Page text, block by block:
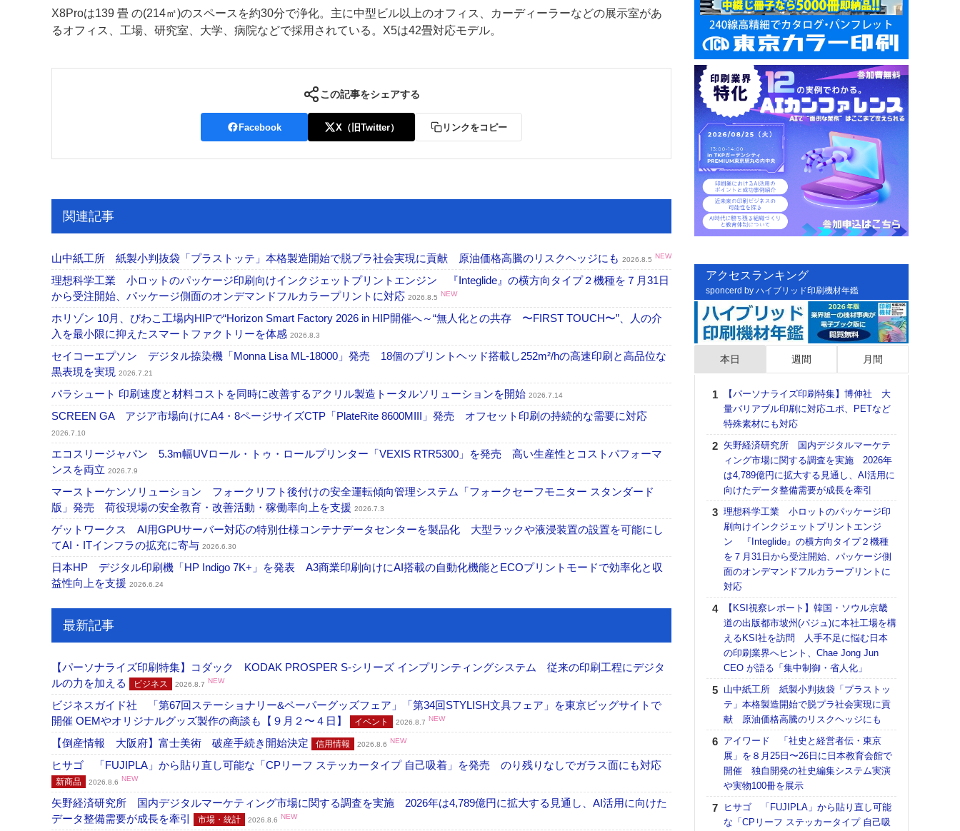
X8Proは139 畳 の(214㎡)のスペースを約30分で浄化。主に中型ビル以上のオフィス、カーディーラーなどの展示室があ
るオフィス、工場、研究室、大学、病院などで採用されている。X5は42畳対応モデル。
この記事をシェアする
Facebook X（旧Twitter） リンクをコピー
関連記事
山中紙工所 紙製小判抜袋「プラストッテ」本格製造開始で脱プラ社会実現に貢献 原油価格高騰のリスクヘッジにも 2026.8.5 NEW
理想科学工業 小ロットのパッケージ印刷向けインクジェットプリントエンジン 『Integlide』の横方向タイプ２機種を７月31日
から受注開始、パッケージ側面のオンデマンドフルカラープリントに対応 2026.8.5 NEW
ホリゾン 10月、びわこ工場内HIPで“Horizon Smart Factory 2026 in HIP開催へ～“無人化との共存 〜FIRST TOUCH〜”、人の介
入を最小限に抑えたスマートファクトリーを体感 2026.8.3
セイコーエプソン デジタル捺染機「Monna Lisa ML-18000」発売 18個のプリントヘッド搭載し252m²/hの高速印刷と高品位な
黒表現を実現 2026.7.21
パラシュート 印刷速度と材料コストを同時に改善するアクリル製造トータルソリューションを開始 2026.7.14
SCREEN GA アジア市場向けにA4・8ページサイズCTP「PlateRite 8600MIII」発売 オフセット印刷の持続的な需要に対応
2026.7.10
エコスリージャパン 5.3m幅UVロール・トゥ・ロールプリンター「VEXIS RTR5300」を発売 高い生産性とコストパフォーマ
ンスを両立 2026.7.9
マーストーケンソリューション フォークリフト後付けの安全運転傾向管理システム「フォークセーフモニター スタンダード
版」発売 荷役現場の安全教育・改善活動・稼働率向上を支援 2026.7.3
ゲットワークス AI用GPUサーバー対応の特別仕様コンテナデータセンターを製品化 大型ラックや液浸装置の設置を可能にし
てAI・ITインフラの拡充に寄与 2026.6.30
日本HP デジタル印刷機「HP Indigo 7K+」を発表 A3商業印刷向けにAI搭載の自動化機能とECOプリントモードで効率化と収
益性向上を支援 2026.6.24
最新記事
【パーソナライズ印刷特集】コダック KODAK PROSPER S-シリーズ インプリンティングシステム 従来の印刷工程にデジタ
ルの力を加える
ビジネス 2026.8.7 NEW
ビジネスガイド社 「第67回ステーショナリー&ペーパーグッズフェア」「第34回STYLISH文具フェア」を東京ビッグサイトで
開催 OEMやオリジナルグッズ製作の商談も【９月２〜４日】
イベント 2026.8.7 NEW
【倒産情報 大阪府】富士美術 破産手続き開始決定 信用情報 2026.8.6 NEW
ヒサゴ 「FUJIPLA」から貼り直し可能な「CPリーフ ステッカータイプ 自己吸着」を発売 のり残りなしでガラス面にも対応
新商品 2026.8.6 NEW
矢野経済研究所 国内デジタルマーケティング市場に関する調査を実施 2026年は4,789億円に拡大する見通し、AI活用に向けた
データ整備需要が成長を牽引
市場・統計 2026.8.6 NEW
アクセスランキング
sponcerd by ハイブリッド印刷機材年鑑
本日 週間 月間
【パーソナライズ印刷特集】博伸社 大
量バリアブル印刷に対応ユポ、PETなど
特殊素材にも対応
矢野経済研究所 国内デジタルマーケテ
ィング市場に関する調査を実施 2026年
は4,789億円に拡大する見通し、AI活用に
向けたデータ整備需要が成長を牽引
理想科学工業 小ロットのパッケージ印
刷向けインクジェットプリントエンジ
ン 『Integlide』の横方向タイプ２機種
を７月31日から受注開始、パッケージ側
面のオンデマンドフルカラープリントに
対応
【KSI視察レポート】韓国・ソウル京畿
道の出版都市坡州(パジュ)に本社工場を構
えるKSI社を訪問 人手不足に悩む日本
の印刷業界へヒント、Chae Jong Jun
CEO が語る「集中制御・省人化」
山中紙工所 紙製小判抜袋「プラストッ
テ」本格製造開始で脱プラ社会実現に貢
献 原油価格高騰のリスクヘッジにも
アイワード 「社史と経営者伝・東京
展」を８月25日〜26日に日本教育会館で
開催 独自開発の社史編集システム実演
や実物100冊を展示
ヒサゴ 「FUJIPLA」から貼り直し可能
な「CPリーフ ステッカータイプ 自己吸